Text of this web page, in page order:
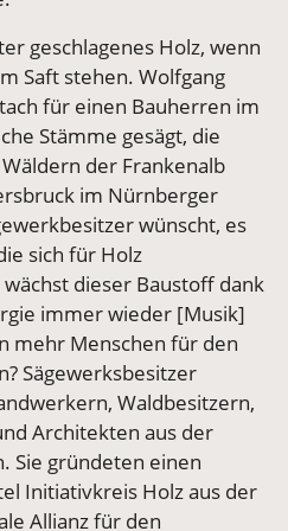
geschlagenes Holz, wenn
Saft stehen. Wolfgang
für einen Bauherren im
Stämme gesägt, die
der Frankenalb
im Nürnberger
wünscht, es
sich für Holz
dieser Baustoff dank
immer wieder [Musik]
mehr Menschen für den
Sägewerksbesitzer
Waldbesitzern,
Architekten aus der
Sie gründeten einen
Initiativkreis Holz aus der
Allianz für den